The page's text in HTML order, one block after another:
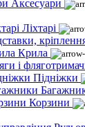
Аксесуари
Ліхтарі
Крила
Підніжки
Корзини